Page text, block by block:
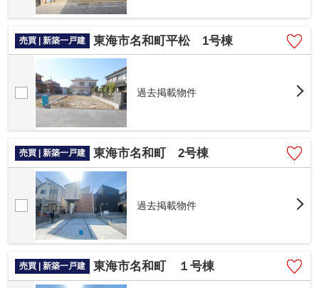
売買 | 新築一戸建 東海市名和町平松 1号棟
過去掲載物件
売買 | 新築一戸建 東海市名和町 2号棟
過去掲載物件
売買 | 新築一戸建 東海市名和町 １号棟